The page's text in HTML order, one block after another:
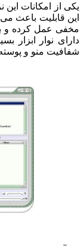
امکانات این نرم
باعث می
عمل کرده و باعث
نوار ابزار
منو و پوسته به